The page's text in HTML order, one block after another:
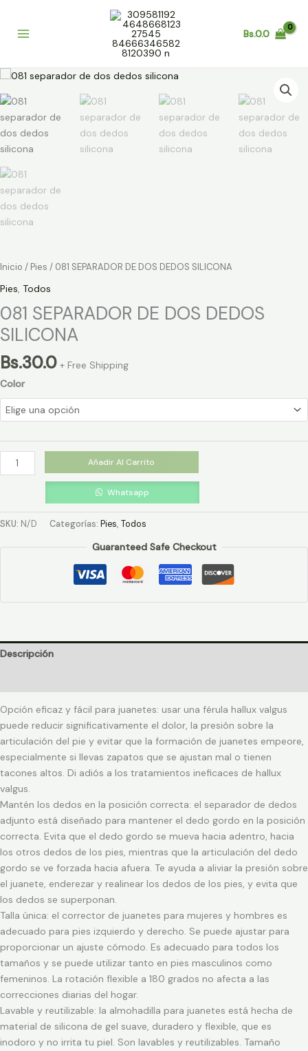
contenido
Bs.0.0
Inicio / Pies / 081 SEPARADOR DE DOS DEDOS SILICONA
Pies, Todos
081 SEPARADOR DE DOS DEDOS
SILICONA
Bs.30.0 + Free Shipping
Color
081
SEPARADOR
DE
DOS
DEDOS
SILICONA
cantidad
Añadir Al Carrito
Whatsapp
SKU: N/D Categorías: Pies, Todos
Guaranteed Safe Checkout
Descripción
Opción eficaz y fácil para juanetes: usar una férula hallux valgus
puede reducir significativamente el dolor, la presión sobre la
articulación del pie y evitar que la formación de juanetes empeore,
especialmente si llevas zapatos que se ajustan mal o tienen
tacones altos. Di adiós a los tratamientos ineficaces de hallux
valgus.
Mantén los dedos en la posición correcta: el separador de dedos
adjunto está diseñado para mantener el dedo gordo en la posición
correcta. Evita que el dedo gordo se mueva hacia adentro, hacia
los otros dedos de los pies, mientras que la articulación del dedo
gordo se ve forzada hacia afuera. Te ayuda a aliviar la presión sobre
el juanete, enderezar y realinear los dedos de los pies, y evita que
los dedos se superponan.
Talla única: el corrector de juanetes para mujeres y hombres es
adecuado para pies izquierdo y derecho. Se puede ajustar para
proporcionar un ajuste cómodo. Es adecuado para todos los
tamaños y se puede utilizar tanto en pies masculinos como
femeninos. La rotación flexible a 180 grados no afecta a las
correcciones diarias del hogar.
Lavable y reutilizable: la almohadilla para juanetes está hecha de
material de silicona de gel suave, duradero y flexible, que es
inodoro y no irrita tu piel. Son lavables y reutilizables. Tamaño